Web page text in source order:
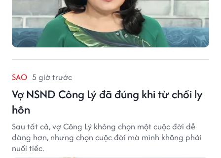
SAO 5 giờ trước
Vợ NSND Công Lý đã đúng khi từ chối ly
hôn
Sau tất cả, vợ Công Lý không chọn một cuộc đời dễ
dàng hơn, nhưng chọn cuộc đời mà mình không phải
nuối tiếc.